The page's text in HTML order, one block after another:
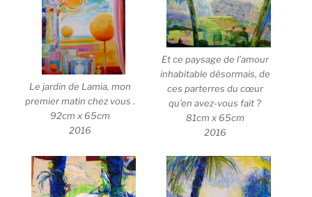
Le jardin de Lamia, mon
premier matin chez vous .
92cm x 65cm
2016
Et ce paysage de l’amour
inhabitable désormais, de
ces parterres du cœur
qu’en avez-vous fait ?
81cm x 65cm
2016